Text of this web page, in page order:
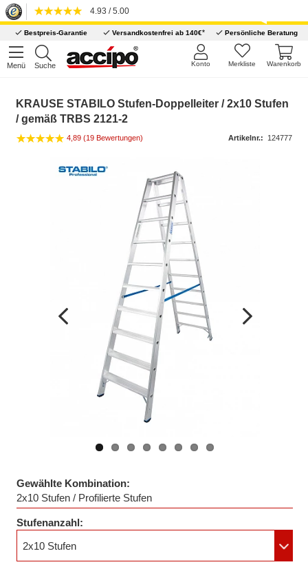
4.93 / 5.00
Bestpreis-Garantie Versandkostenfrei ab 140€* Persönliche Beratung
Menü Suche Warenkorb
Merkliste
Konto
KRAUSE STABILO Stufen-Doppelleiter / 2x10 Stufen
/ gemäß TRBS 2121-2
4,89 (19 Bewertungen) Artikelnr.: 124777
Gewählte Kombination:
2x10 Stufen / Profilierte Stufen
Stufenanzahl:
2x10 Stufen